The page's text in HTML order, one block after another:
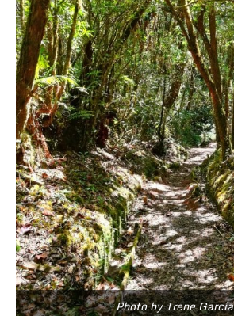
Photo by Irene García